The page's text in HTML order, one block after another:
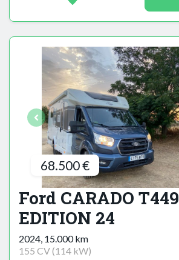
68.500 €
Ford CARADO T449
EDITION 24
2024, 15.000 km
155 CV (114 kW)